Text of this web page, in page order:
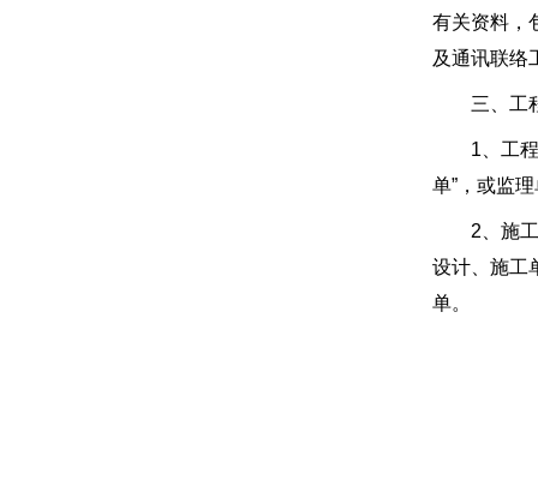
有关资料，
及通讯联络
三、工
1、工程施
单”，或监
2、施工中
设计、施工
单。